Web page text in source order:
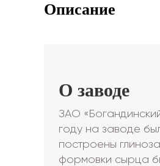
Описание
О заводе
ЗАО
году на заводе
построены
формовки сырца